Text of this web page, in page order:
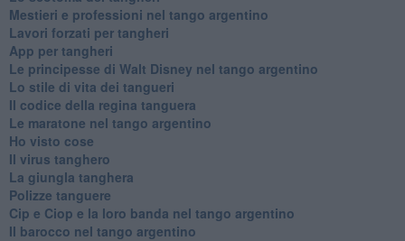
Mestieri e professioni nel tango argentino
Lavori forzati per tangheri
App per tangheri
Le principesse di Walt Disney nel tango argentino
Lo stile di vita dei tangueri
Il codice della regina tanguera
Le maratone nel tango argentino
Ho visto cose
Il virus tanghero
La giungla tanghera
Polizze tanguere
Cip e Ciop e la loro banda nel tango argentino
Il barocco nel tango argentino